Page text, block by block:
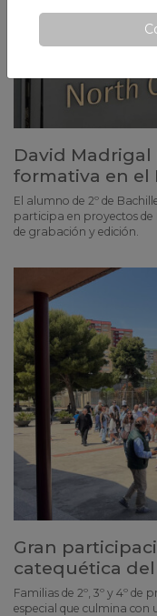
David Madrigal
formativa en el
El alumno de 2º de
participa en proyectos
de grabación y edición.
Gran
catequética
Familias de 2º, 3º y 4º
especial que culmina con